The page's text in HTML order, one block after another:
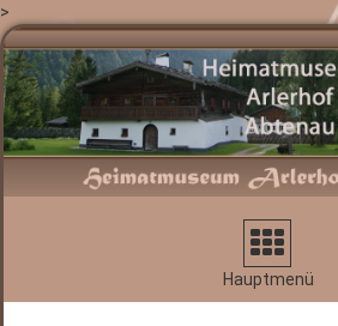
>
Navigation
aufklappen
Hauptmenü